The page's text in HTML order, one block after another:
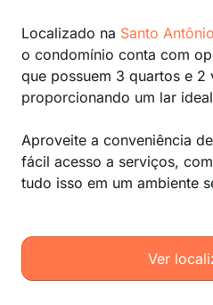
Localizado na Santo Antônio
o condomínio conta com
que possuem 3 quartos e 2
proporcionando um lar
Aproveite a conveniência
fácil acesso a serviços,
tudo isso em um ambiente
Ver